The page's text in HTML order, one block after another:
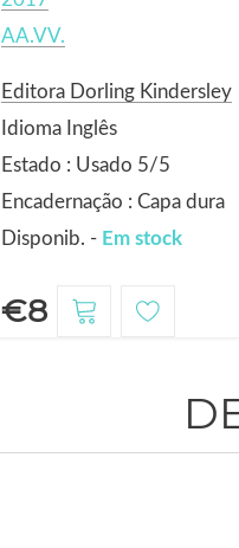
AA.VV.
Editora Dorling Kindersley
Idioma Inglês
Estado : Usado 5/5
Encadernação : Capa dura
Disponib. - Em stock
€8